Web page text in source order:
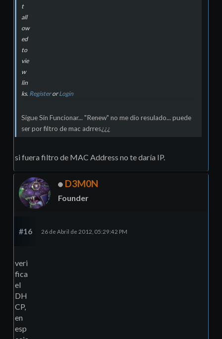
t
all
ow
ed
to
vie
w
lin
ks. RegisterorLogin
Sigue Sin Funcionar... "Renew" no me dio resulado... puede
ser por filtro de mac adrres¿¿¿
si fuera filtro de MAC Address no te daría IP.
D3M0N
Founder
#16 26 de Abril de 2012, 05:29:42 PM
veri
fica
el
DH
CP,
en
esp